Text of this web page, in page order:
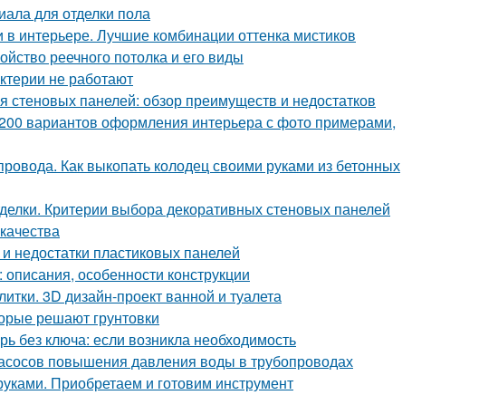
для отделки пола
интерьере. Лучшие комбинации оттенка мистиков
реечного потолка и его виды
не работают
панелей: обзор преимуществ и недостатков
вариантов оформления интерьера с фото примерами,
Как выкопать колодец своими руками из бетонных
Критерии выбора декоративных стеновых панелей
пластиковых панелей
особенности конструкции
3D дизайн-проект ванной и туалета
решают грунтовки
без ключа: если возникла необходимость
повышения давления воды в трубопроводах
Приобретаем и готовим инструмент